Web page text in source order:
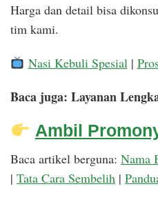
Harga dan detail bisa
tim kami.
Nasi Kebuli Spesial|
Baca juga: Layanan
Ambil
Baca artikel berguna: Nama
| Tata Cara Sembelih |